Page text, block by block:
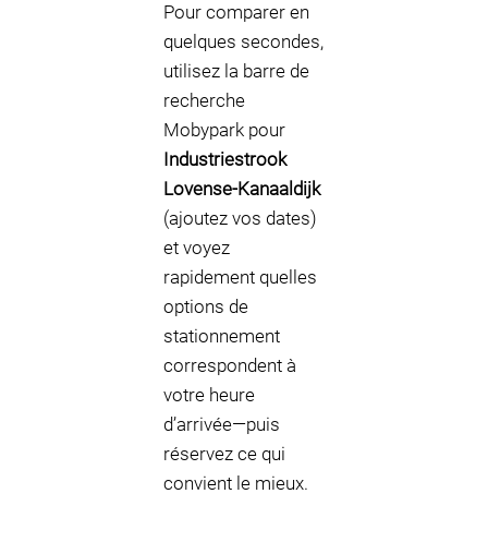
Pour comparer en
quelques secondes,
utilisez la barre de
recherche
Mobypark pour
Industriestrook
Lovense-Kanaaldijk
(ajoutez vos dates)
et voyez
rapidement quelles
options de
stationnement
correspondent à
votre heure
d’arrivée—puis
réservez ce qui
convient le mieux.